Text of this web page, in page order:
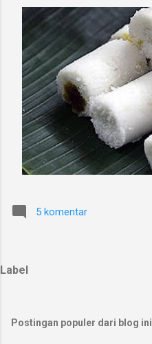
5 komentar
Label
Postingan populer dari blog ini